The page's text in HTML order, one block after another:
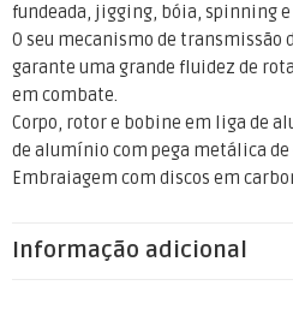
fundeada, jigging, bóia, spinning e
O seu mecanismo de transmissão
garante uma grande fluidez de
em combate.
Corpo, rotor e bobine em liga de
de alumínio com pega metálica de
Embraiagem com discos em
Informação adicional